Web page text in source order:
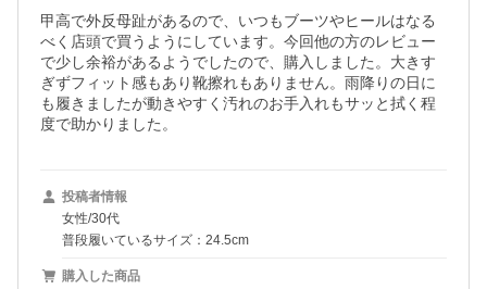
甲高で外反母趾があるので、いつもブーツやヒールはなる
べく店頭で買うようにしています。今回他の方のレビュー
で少し余裕があるようでしたので、購入しました。大きす
ぎずフィット感もあり靴擦れもありません。雨降りの日に
も履きましたが動きやすく汚れのお手入れもサッと拭く程
度で助かりました。
投稿者情報
女性/30代
普段履いているサイズ：24.5cm
購入した商品